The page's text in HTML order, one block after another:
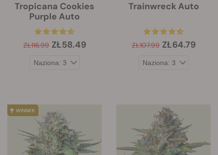
Tropicana Cookies
Purple Auto
ZŁ116.99 ZŁ58.49
Trainwreck Auto
ZŁ107.99 ZŁ64.79